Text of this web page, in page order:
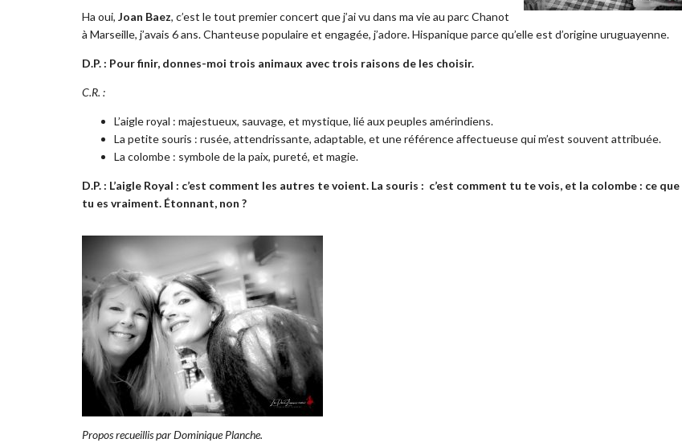
Ha oui, Joan Baez, c’est le tout premier concert que j’ai vu dans ma vie au parc Chanot
à Marseille, j’avais 6 ans. Chanteuse populaire et engagée, j’adore. Hispanique parce qu’elle est d’origine uruguayenne.
D.P. : Pour finir, donnes-moi trois animaux avec trois raisons de les choisir.
C.R. :
L’aigle royal : majestueux, sauvage, et mystique, lié aux peuples amérindiens.
La petite souris : rusée, attendrissante, adaptable, et une référence affectueuse qui m’est souvent attribuée.
La colombe : symbole de la paix, pureté, et magie.
D.P. : L’aigle Royal : c’est comment les autres te voient. La souris : c’est comment tu te vois, et la colombe : ce que
tu es vraiment. Étonnant, non ?
Propos recueillis par Dominique Planche.